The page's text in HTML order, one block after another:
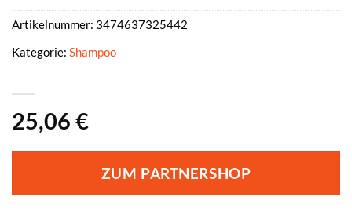
25,06 €
ZUM PARTNERSHOP
Artikelnummer: 3474637325442
Kategorie: Shampoo